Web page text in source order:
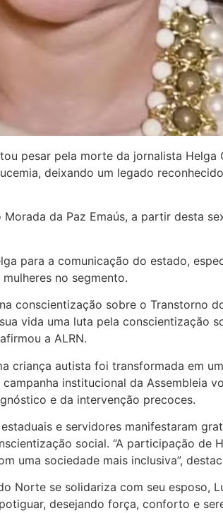
pesar pela morte da jornalista
deixando um legado
da Paz Emaús, a partir desta
para a comunicação do estado,
no segmento.
conscientização sobre o Transtorno
vida uma luta pela conscientização
a ALRN.
criança autista foi transformada em
institucional da Assembleia
e da intervenção precoces.
e servidores manifestaram
social. “A participação de
uma sociedade mais inclusiva”,
Norte se solidariza com seu esposo,
desejando força, conforto e